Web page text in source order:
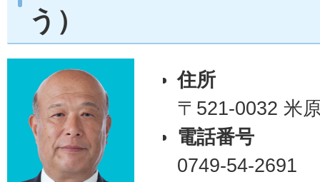
う）
住所
〒521-0032 米
電話番号
0749-54-2691